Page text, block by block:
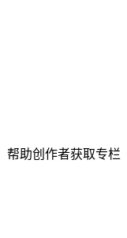
帮助创作者获取专栏